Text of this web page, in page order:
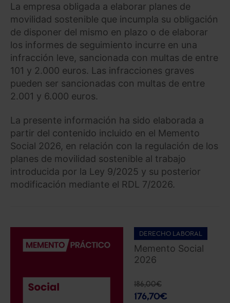
La empresa obligada a elaborar planes de
movilidad sostenible que incumpla su obligación
de disponer del mismo en plazo o de elaborar
los informes de seguimiento incurre en una
infracción leve, sancionada con multas de entre
101 y 2.000 euros. Las infracciones graves
pueden ser sancionadas con multas de entre
2.001 y 6.000 euros.
La presente información ha sido elaborada a
partir del contenido incluido en el Memento
Social 2026, en relación con la regulación de los
planes de movilidad sostenible al trabajo
introducida por la Ley 9/2025 y su posterior
modificación mediante el RDL 7/2026.
DERECHO LABORAL
Memento Social
2026
186,00€
176,70€